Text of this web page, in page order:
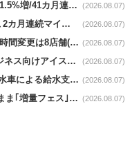
リテールパートナーズnews｜7月既存店1.5%増/41カ月連続増 (2026.08.07)
MrMax news｜7月既存店売上高1.6％減､2カ月連続マイナス (2026.08.07)
イオン九州news｜熊本地震による休業､時間変更は8店舗(8/7時点) (2026.08.07)
青山商事news｜6時間冷たさが持続｢ビジネス向けアイスベスト｣発売 (2026.08.07)
ローソンnews｜｢熊本地震｣/店舗への散水車による給水支援を開始 (2026.08.07)
JR東日本news｜人気商品がお値段そのまま｢増量フェス｣8/18から開催 (2026.08.07)